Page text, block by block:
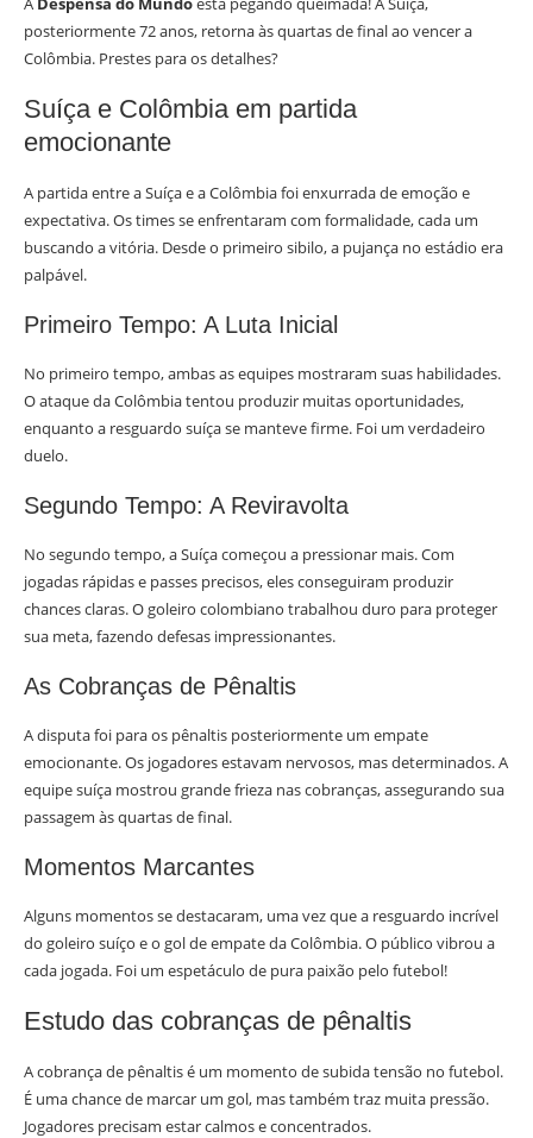
posteriormente 72 anos, retorna às quartas de final ao vencer a
Colômbia. Prestes para os detalhes?
Suíça e Colômbia em partida
emocionante
A partida entre a Suíça e a Colômbia foi enxurrada de emoção e
expectativa. Os times se enfrentaram com formalidade, cada um
buscando a vitória. Desde o primeiro sibilo, a pujança no estádio era
palpável.
Primeiro Tempo: A Luta Inicial
No primeiro tempo, ambas as equipes mostraram suas habilidades.
O ataque da Colômbia tentou produzir muitas oportunidades,
enquanto a resguardo suíça se manteve firme. Foi um verdadeiro
duelo.
Segundo Tempo: A Reviravolta
No segundo tempo, a Suíça começou a pressionar mais. Com
jogadas rápidas e passes precisos, eles conseguiram produzir
chances claras. O goleiro colombiano trabalhou duro para proteger
sua meta, fazendo defesas impressionantes.
As Cobranças de Pênaltis
A disputa foi para os pênaltis posteriormente um empate
emocionante. Os jogadores estavam nervosos, mas determinados. A
equipe suíça mostrou grande frieza nas cobranças, assegurando sua
passagem às quartas de final.
Momentos Marcantes
Alguns momentos se destacaram, uma vez que a resguardo incrível
do goleiro suíço e o gol de empate da Colômbia. O público vibrou a
cada jogada. Foi um espetáculo de pura paixão pelo futebol!
Estudo das cobranças de pênaltis
A cobrança de pênaltis é um momento de subida tensão no futebol.
É uma chance de marcar um gol, mas também traz muita pressão.
Jogadores precisam estar calmos e concentrados.